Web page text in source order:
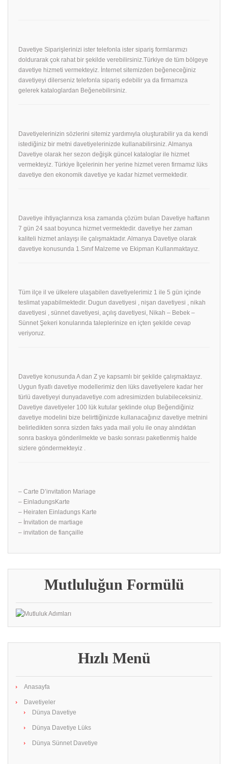
Davetiye Siparişlerinizi ister telefonla ister sipariş formlarımızı
doldurarak çok rahat bir şekilde verebilirsiniz.Türkiye de tüm bölgeye
davetiye hizmeti vermekteyiz. İnternet sitemizden beğeneceğiniz
davetiyeyi dilerseniz telefonla sipariş edebilir ya da firmamıza
gelerek kataloglardan Beğenebilirsiniz.
Davetiyelerinizin sözlerini sitemiz yardımıyla oluşturabilir ya da kendi
istediğiniz bir metni davetiyelerinizde kullanabilirsiniz. Almanya
Davetiye olarak her sezon değişik güncel kataloglar ile hizmet
vermekteyiz. Türkiye İlçelerinin her yerine hizmet veren firmamız lüks
davetiye den ekonomik davetiye ye kadar hizmet vermektedir.
Davetiye ihtiyaçlarınıza kısa zamanda çözüm bulan Davetiye haftanın
7 gün 24 saat boyunca hizmet vermektedir. davetiye her zaman
kaliteli hizmet anlayışı ile çalışmaktadır. Almanya Davetiye olarak
davetiye konusunda 1.Sınıf Malzeme ve Ekipman Kullanmaktayız.
Tüm ilçe il ve ülkelere ulaşabilen davetiyelerimiz 1 ile 5 gün içinde
teslimat yapabilmektedir. Dugun davetiyesi , nişan davetiyesi , nikah
davetiyesi , sünnet davetiyesi, açılış davetiyesi, Nikah – Bebek –
Sünnet Şekeri konularında taleplerinize en içten şekilde cevap
veriyoruz.
Davetiye konusunda A dan Z ye kapsamlı bir şekilde çalışmaktayız.
Uygun fiyatlı davetiye modellerimiz den lüks davetiyelere kadar her
türlü davetiyeyi dunyadavetiye.com adresimizden bulabileceksiniz.
Davetiye davetiyeler 100 lük kutular şeklinde olup Beğendiğiniz
davetiye modelini bize belirttiğinizde kullanacağınız davetiye metnini
belirledikten sonra sizden faks yada mail yolu ile onay alındıktan
sonra baskıya gönderilmekte ve baskı sonrası paketlenmiş halde
sizlere göndermekteyiz .
– Carte D’invitation Mariage
– EinladungsKarte
– Heiraten Einladungs Karte
– İnvitation de martiage
– invitation de fiançaille
Mutluluğun Formülü
Hızlı Menü
Anasayfa
Davetiyeler
Dünya Davetiye
Dünya Davetiye Lüks
Dünya Sünnet Davetiye